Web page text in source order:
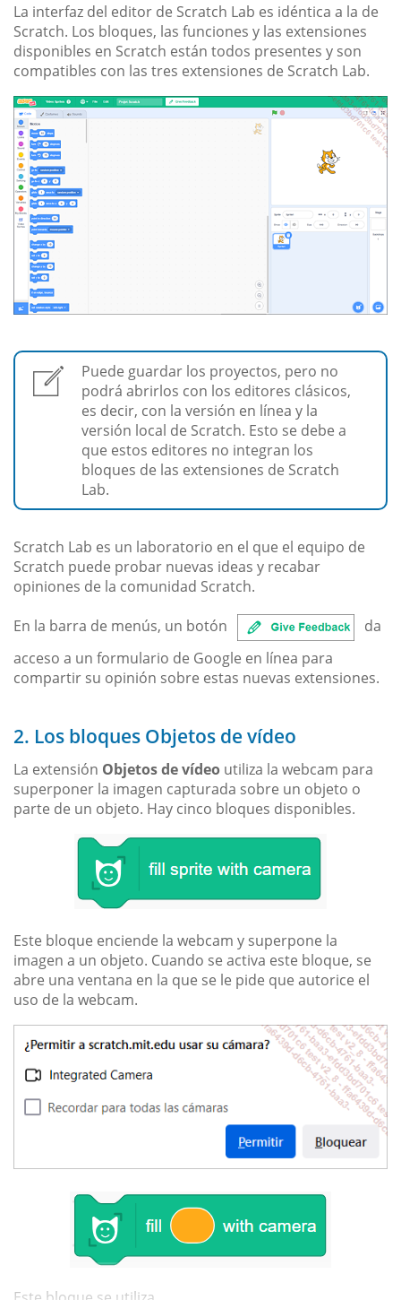
La interfaz del editor de Scratch Lab es idéntica a la de
Scratch. Los bloques, las funciones y las extensiones
disponibles en Scratch están todos presentes y son
compatibles con las tres extensiones de Scratch Lab.
Puede guardar los proyectos, pero no
podrá abrirlos con los editores clásicos,
es decir, con la versión en línea y la
versión local de Scratch. Esto se debe a
que estos editores no integran los
bloques de las extensiones de Scratch
Lab.
Scratch Lab es un laboratorio en el que el equipo de
Scratch puede probar nuevas ideas y recabar
opiniones de la comunidad Scratch.
En la barra de menús, un botón
da
acceso a un formulario de Google en línea para
compartir su opinión sobre estas nuevas extensiones.
2. Los bloques Objetos de vídeo
La extensión Objetos de vídeo utiliza la webcam para
superponer la imagen capturada sobre un objeto o
parte de un objeto. Hay cinco bloques disponibles.
Este bloque enciende la webcam y superpone la
imagen a un objeto. Cuando se activa este bloque, se
abre una ventana en la que se le pide que autorice el
uso de la webcam.